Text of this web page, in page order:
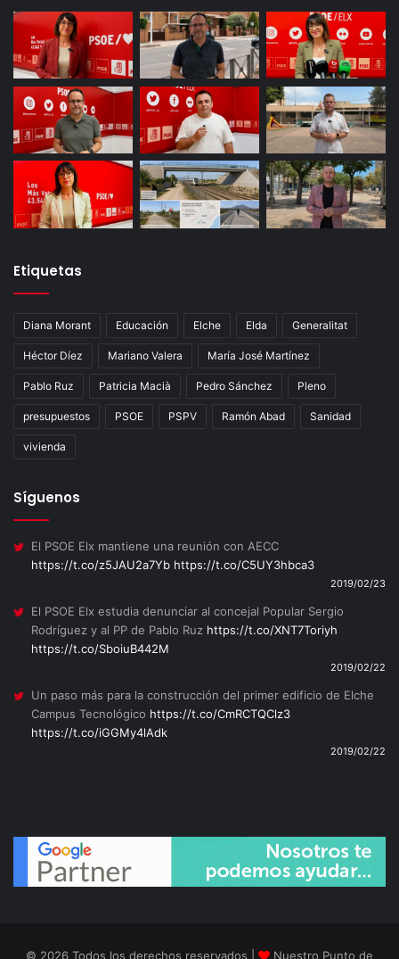
Etiquetas
Diana Morant Educación Elche Elda Generalitat
Héctor Díez Mariano Valera María José Martínez
Pablo Ruz Patricia Macià Pedro Sánchez Pleno
presupuestos PSOE PSPV Ramón Abad Sanidad
vivienda
Síguenos
El PSOE Elx mantiene una reunión con AECC
https://t.co/z5JAU2a7Yb https://t.co/C5UY3hbca3
2019/02/23
El PSOE Elx estudia denunciar al concejal Popular Sergio
Rodríguez y al PP de Pablo Ruz https://t.co/XNT7Toriyh
https://t.co/SboiuB442M
2019/02/22
Un paso más para la construcción del primer edificio de Elche
Campus Tecnológico https://t.co/CmRCTQClz3
https://t.co/iGGMy4lAdk
2019/02/22
© 2026 Todos los derechos reservados | Nuestro Punto de